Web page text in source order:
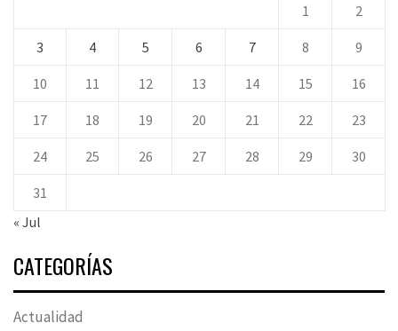
1
2
3 4 5 6 7 8 9
10 11 12 13 14 15 16
17 18 19 20 21 22 23
24 25 26 27 28 29 30
31
« Jul
CATEGORÍAS
Actualidad